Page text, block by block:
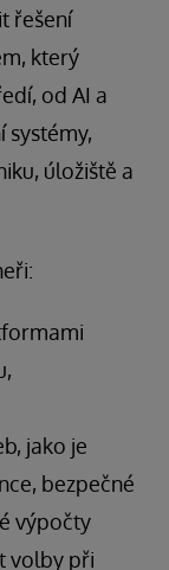
řešení
který
od AI a
systémy,
úložiště a
jako je
bezpečné
výpočty
volby při